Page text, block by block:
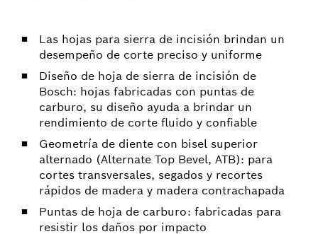
Las hojas para sierra de incisión brindan un
desempeño de corte preciso y uniforme
Diseño de hoja de sierra de incisión de
Bosch: hojas fabricadas con puntas de
carburo, su diseño ayuda a brindar un
rendimiento de corte fluido y confiable
Geometría de diente con bisel superior
alternado (Alternate Top Bevel, ATB): para
cortes transversales, segados y recortes
rápidos de madera y madera contrachapada
Puntas de hoja de carburo: fabricadas para
resistir los daños por impacto